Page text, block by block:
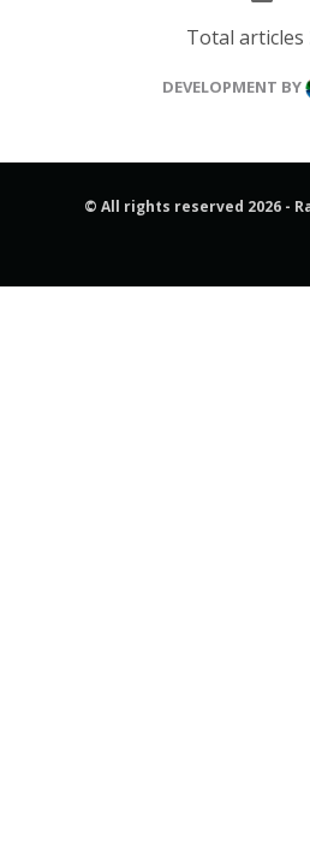
Total articles
DEVELOPMENT BY
© All rights reserved 2026 -